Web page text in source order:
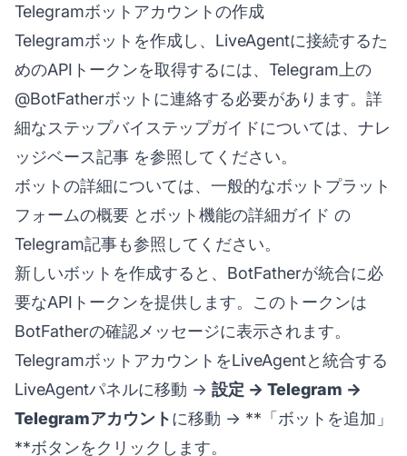
Telegramボットアカウントの作成
Telegramボットを作成し、LiveAgentに接続するた
めのAPIトークンを取得するには、Telegram上の
@BotFatherボットに連絡する必要があります。詳
細なステップバイステップガイドについては、 ナレ
ッジベース記事 を参照してください。
ボットの詳細については、 一般的なボットプラット
フォームの概要 と ボット機能の詳細ガイド の
Telegram記事も参照してください。
新しいボットを作成すると、BotFatherが統合に必
要なAPIトークンを提供します。このトークンは
BotFatherの確認メッセージに表示されます。
TelegramボットアカウントをLiveAgentと統合する
LiveAgentパネルに移動 → 設定 → Telegram →
Telegramアカウントに移動 → **「ボットを追加」
**ボタンをクリックします。